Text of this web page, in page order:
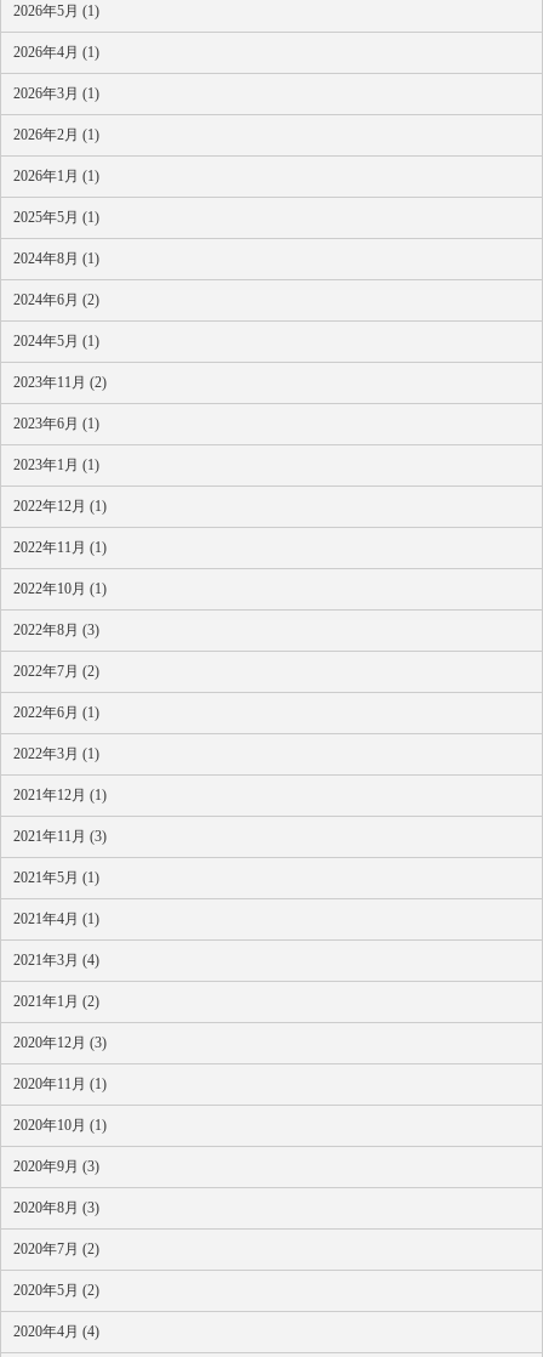
2026年5月 (1)
2026年4月 (1)
2026年3月 (1)
2026年2月 (1)
2026年1月 (1)
2025年5月 (1)
2024年8月 (1)
2024年6月 (2)
2024年5月 (1)
2023年11月 (2)
2023年6月 (1)
2023年1月 (1)
2022年12月 (1)
2022年11月 (1)
2022年10月 (1)
2022年8月 (3)
2022年7月 (2)
2022年6月 (1)
2022年3月 (1)
2021年12月 (1)
2021年11月 (3)
2021年5月 (1)
2021年4月 (1)
2021年3月 (4)
2021年1月 (2)
2020年12月 (3)
2020年11月 (1)
2020年10月 (1)
2020年9月 (3)
2020年8月 (3)
2020年7月 (2)
2020年5月 (2)
2020年4月 (4)